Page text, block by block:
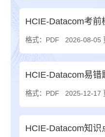
HCIE-Datacom考前
格式：PDF 2026-08-05
HCIE-Datacom易错
格式：PDF 2025-12-17
HCIE-Datacom知识